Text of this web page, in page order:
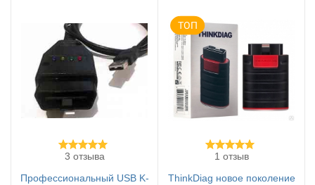
3 отзыва
Профессиональный USB K-
1 отзыв
ThinkDiag новое поколение